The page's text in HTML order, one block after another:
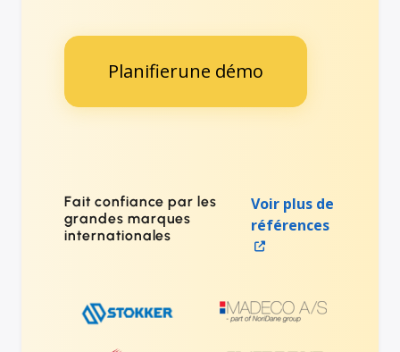
Planifierune démo
Fait confiance par les
grandes marques
internationales
Voir plus de
références